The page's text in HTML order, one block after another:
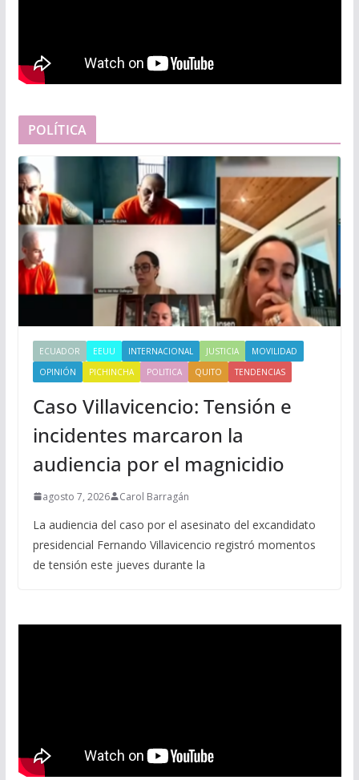
POLÍTICA
ECUADOR EEUU INTERNACIONAL JUSTICIA
MOVILIDAD
OPINIÓN
PICHINCHA POLITICA QUITO TENDENCIAS
Caso Villavicencio: Tensión e
incidentes marcaron la
audiencia por el magnicidio
agosto 7, 2026 Carol Barragán
La audiencia del caso por el asesinato del excandidato
presidencial Fernando Villavicencio registró momentos
de tensión este jueves durante la